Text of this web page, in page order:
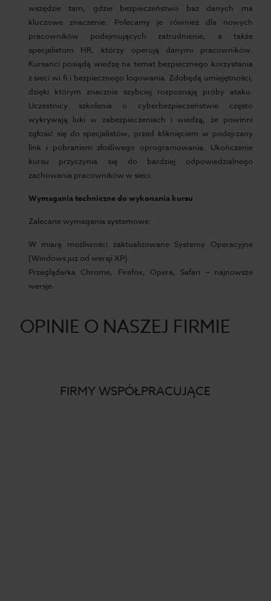
wszędzie tam, gdzie bezpieczeństwo baz danych ma
kluczowe znaczenie. Polecamy je również dla nowych
pracowników podejmujących zatrudnienie, a także
specjalistom HR, którzy operują danymi pracowników.
Kursanci posiądą wiedzę na temat bezpiecznego korzystania
z sieci wi fi i bezpiecznego logowania. Zdobędą umiejętności,
dzięki którym znacznie szybciej rozpoznają próby ataku.
Uczestnicy szkolenia o cyberbezpieczeństwie często
wykrywają luki w zabezpieczeniach i wiedzą, że powinni
zgłosić się do specjalistów, przed kliknięciem w podejrzany
link i pobraniem złośliwego oprogramowania. Ukończenie
kursu przyczynia się do bardziej odpowiedzialnego
zachowania pracowników w sieci.
Wymagania techniczne do wykonania kursu
Zalecane wymagania systemowe:
W miarę możliwości zaktualizowane Systemy Operacyjne
(Windows już od wersji XP)
Przeglądarka Chrome, Firefox, Opera, Safari – najnowsze
wersje.
OPINIE O NASZEJ FIRMIE
FIRMY WSPÓŁPRACUJĄCE